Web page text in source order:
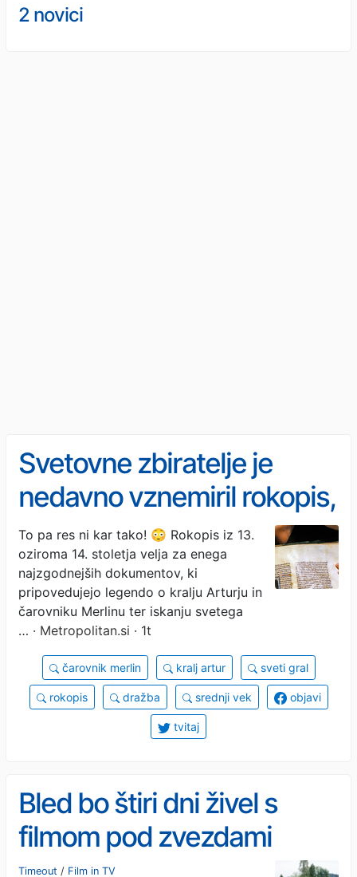
2 novici
Svetovne zbiratelje je
nedavno vznemiril rokopis,
ki je bil kar 700 let skrit
pred očmi javnosti —
skriva zgodbo o eni
največjih legend vseh
časov
To pa res ni kar tako! 😳 Rokopis iz 13.
oziroma 14. stoletja velja za enega
najzgodnejših dokumentov, ki
pripovedujejo legendo o kralju Arturju in
čarovniku Merlinu ter iskanju svetega
… · Metropolitan.si · 1t
čarovnik merlin kralj artur sveti gral
rokopis dražba srednji vek objavi
tvitaj
Bled bo štiri dni živel s
filmom pod zvezdami
Timeout / Film in TV